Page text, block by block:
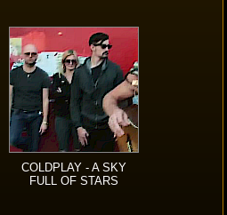
COLDPLAY - A SKY
FULL OF STARS